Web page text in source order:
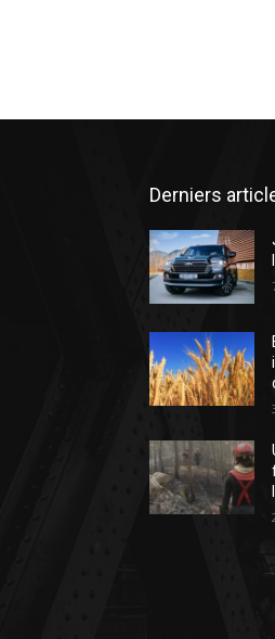
Derniers